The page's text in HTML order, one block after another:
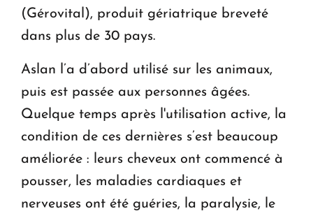
(Gérovital), produit gériatrique breveté
dans plus de 30 pays.
Aslan l’a d’abord utilisé sur les animaux,
puis est passée aux personnes âgées.
Quelque temps après l'utilisation active, la
condition de ces dernières s’est beaucoup
améliorée : leurs cheveux ont commencé à
pousser, les maladies cardiaques et
nerveuses ont été guéries, la paralysie, le